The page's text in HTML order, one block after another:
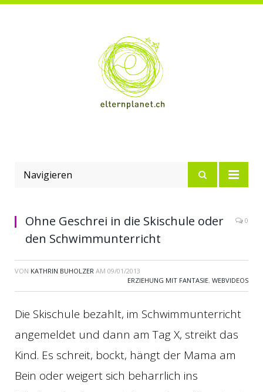
Navigieren
Ohne Geschrei in die Skischule oder
den Schwimmunterricht
0
VON KATHRIN BUHOLZER AM 09/01/2013
ERZIEHUNG MIT FANTASIE, WEBVIDEOS
Die Skischule bezahlt, im Schwimmunterricht
angemeldet und dann am Tag X, streikt das
Kind. Es schreit, bockt, hängt der Mama am
Bein oder weigert sich beharrlich ins